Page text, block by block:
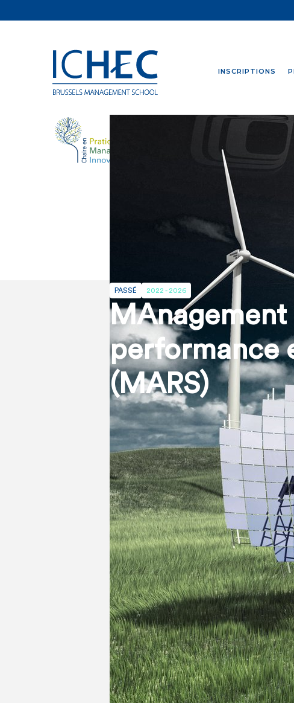
INSCRIPTIONS
MAnagement
performance
(MARS)
PASSÉ 2022 - 2026
Charlotte DURIEUX